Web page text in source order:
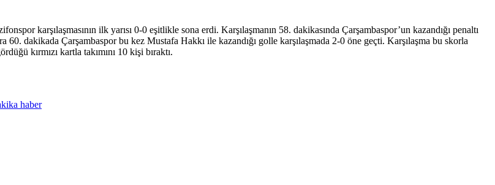
karşılaşmasının ilk yarısı 0-0 eşitlikle sona erdi. Karşılaşmanın 58. dakikasında Çarşambaspor’un kazandığı penaltı
60. dakikada Çarşambaspor bu kez Mustafa Hakkı ile kazandığı golle karşılaşmada 2-0 öne geçti. Karşılaşma bu skorla
kırmızı kartla takımını 10 kişi bıraktı.
haber